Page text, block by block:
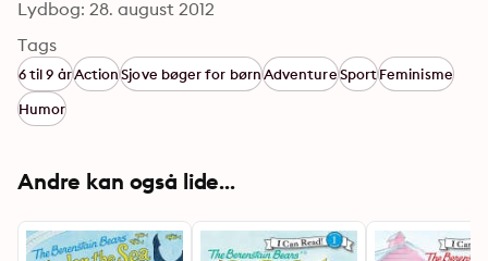
Lydbog: 28. august 2012
Tags
6 til 9 årActionSjove bøger for børnAdventureSportFeminisme
Humor
Andre kan også lide...